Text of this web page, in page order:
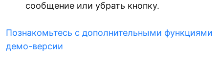
сообщение или убрать кнопку.
Познакомьтесь с дополнительными функциями
демо-версии